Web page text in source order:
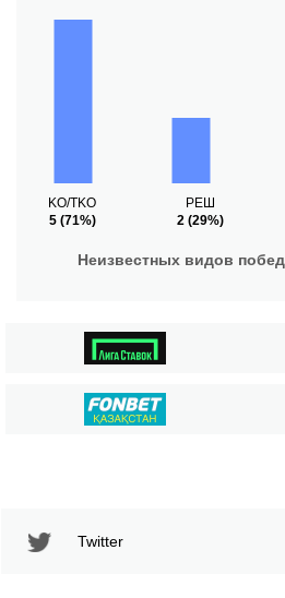
KO/TKO
5(71%)
РЕШ
2 (29%)
Неизвестных видов
Twitter